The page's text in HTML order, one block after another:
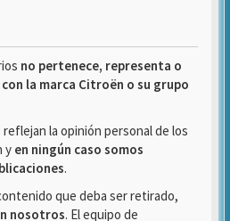
no pertenece, representa o
la marca Citroën o su grupo
la opinión personal de los
y en ningún caso somos
.
que deba ser retirado,
nosotros. El equipo de